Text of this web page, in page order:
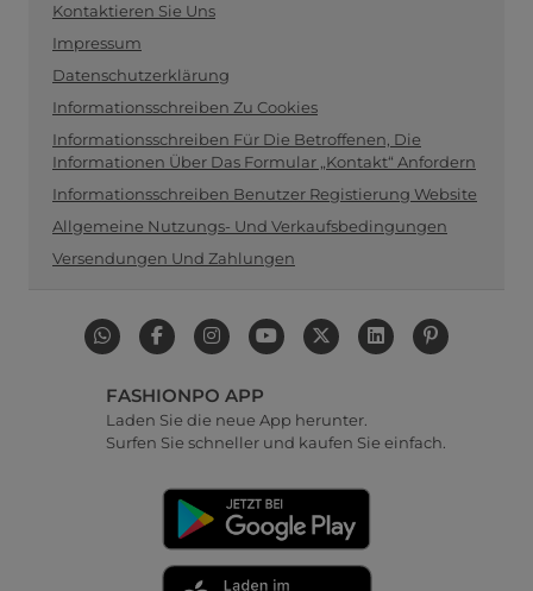
Kontaktieren Sie Uns
Impressum
Datenschutzerklärung
Informationsschreiben Zu Cookies
Informationsschreiben Für Die Betroffenen, Die
Informationen Über Das Formular „Kontakt“ Anfordern
Informationsschreiben Benutzer Registierung Website
Allgemeine Nutzungs- Und Verkaufsbedingungen
Versendungen Und Zahlungen
FASHIONPO APP
Laden Sie die neue App herunter.
Surfen Sie schneller und kaufen Sie einfach.